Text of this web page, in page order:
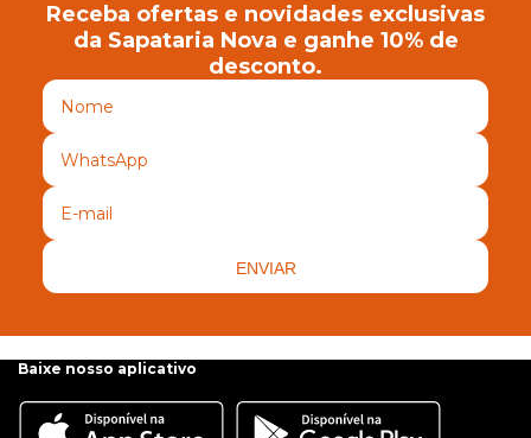
Receba ofertas e novidades exclusivas
da Sapataria Nova e ganhe 10% de
desconto.
ENVIAR
Baixe nosso aplicativo